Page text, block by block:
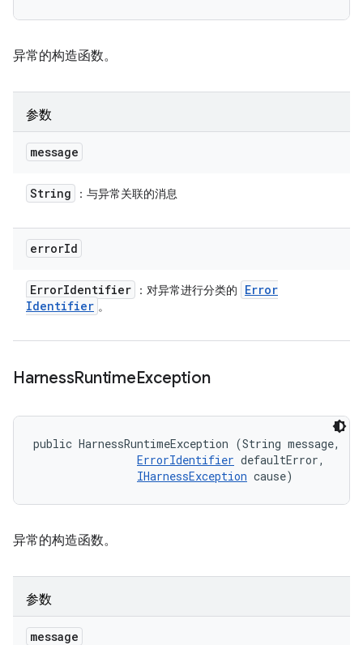
异常的构造函数。
参数
message
String ：与异常关联的消息
errorId
ErrorIdentifier ：对异常进行分类的
Error
Identifier 。
HarnessRuntimeException
public HarnessRuntimeException (String message,
ErrorIdentifier defaultError,
IHarnessException cause)
异常的构造函数。
参数
message